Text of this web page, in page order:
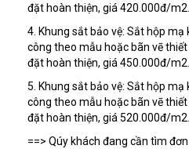
đặt hoàn thiện, giá 420.000đ/m2.
4. Khung sắt bảo vệ: Sắt hộp
công theo mẫu hoặc bãn vẽ thiết
đặt hoàn thiện, giá 450.000đ/m2.
5. Khung sắt bảo vệ: Sắt hộp
công theo mẫu hoặc bãn vẽ thiết
đặt hoàn thiện, giá 520.000đ/m2.
==> Qúy khách đang cần tìm